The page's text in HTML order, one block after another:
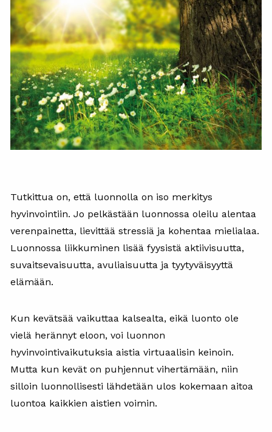
Tutkittua on, että luonnolla on iso merkitys
hyvinvointiin. Jo pelkästään luonnossa oleilu alentaa
verenpainetta, lievittää stressiä ja kohentaa mielialaa.
Luonnossa liikkuminen lisää fyysistä aktiivisuutta,
suvaitsevaisuutta, avuliaisuutta ja tyytyväisyyttä
elämään.
Kun kevätsää vaikuttaa kalsealta, eikä luonto ole
vielä herännyt eloon, voi luonnon
hyvinvointivaikutuksia aistia virtuaalisin keinoin.
Mutta kun kevät on puhjennut vihertämään, niin
silloin luonnollisesti lähdetään ulos kokemaan aitoa
luontoa kaikkien aistien voimin.